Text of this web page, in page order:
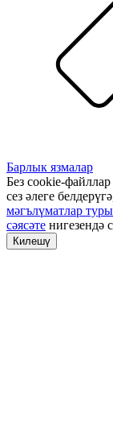
Барлык язмалар
Без cookie-
сез әлеге
мәгълүматлар
сәясәте нигезендә
Килешү